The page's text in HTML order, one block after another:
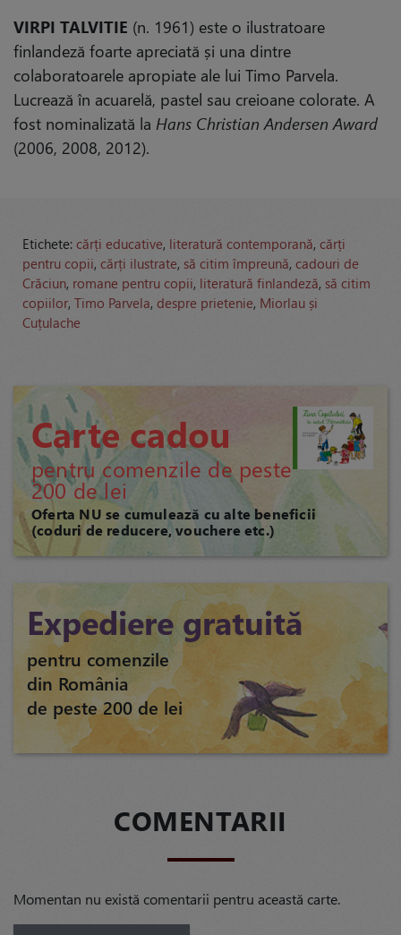
VIRPI TALVITIE (n. 1961) este o ilustratoare
finlandeză foarte apreciată și una dintre
colaboratoarele apropiate ale lui Timo Parvela.
Lucrează în acuarelă, pastel sau creioane colorate. A
fost nominalizată la Hans Christian Andersen Award
(2006, 2008, 2012).
Etichete: cărți educative, literatură contemporană, cărți
pentru copii, cărți ilustrate, să citim împreună, cadouri de
Crăciun, romane pentru copii, literatură finlandeză, să citim
copiilor, Timo Parvela, despre prietenie, Miorlau și
Cuțulache
Carte cadou
pentru comenzile de peste
200 de lei
Oferta NU se cumulează cu alte beneficii
(coduri de reducere, vouchere etc.)
Expediere gratuită
pentru comenzile
din România
de peste 200 de lei
COMENTARII
Momentan nu există comentarii pentru această carte.